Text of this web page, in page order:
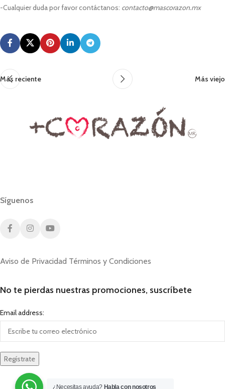
-Cualquier duda por favor contáctanos: contacto@mascorazon.mx
Más reciente Más viejo
Síguenos
Aviso de Privacidad Términos y Condiciones
No te pierdas nuestras promociones, suscríbete
Email address:
¿Necesitas ayuda? Habla con nosotros